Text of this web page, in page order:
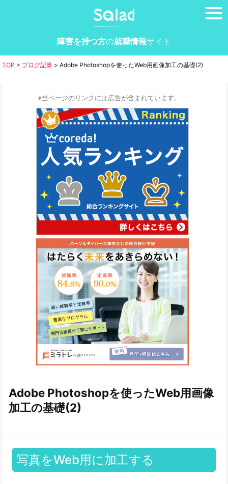
障害を持つ方の就職情報サイト
TOP > ブログ記事 >Adobe Photoshopを使ったWeb用画像加工の基礎(2)
※当ページのリンクには広告が含まれています。
Adobe Photoshopを使ったWeb用画像
加工の基礎(2)
写真をWeb用に加工する